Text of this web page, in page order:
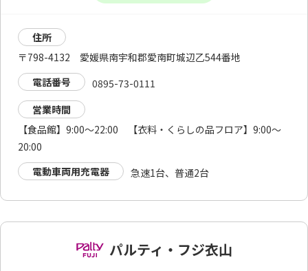
住所
〒798-4132 愛媛県南宇和郡愛南町城辺乙544番地
電話番号
0895-73-0111
営業時間
【食品館】9:00～22:00 【衣料・くらしの品フロア】9:00～
20:00
電動車両用充電器
急速1台、普通2台
パルティ・フジ衣山